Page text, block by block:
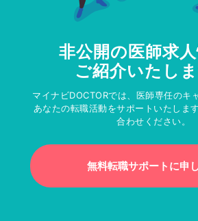
非公開の医師求
ご紹介いたしま
マイナビDOCTORでは、医師専任のキ
あなたの転職活動をサポートいたしま
合わせください。
無料転職サポートに申